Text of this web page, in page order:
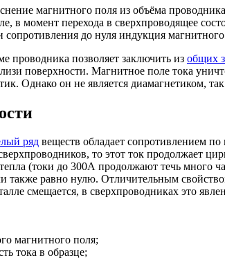
магнитного поля из объёма
в момент перехода в сверхпроводящее
до нуля индукция
проводника позволяет заключить из общих
поверхности. Магнитное поле тока
Однако он не является диамагнетиком,
ряд веществ обладает сопротивлением
то этот ток продолжает
тепла (токи до 300А продолжают течь много
также равно нулю. Отличительным
смещается, в сверхпроводниках это
магнитного поля;
тока в образце;